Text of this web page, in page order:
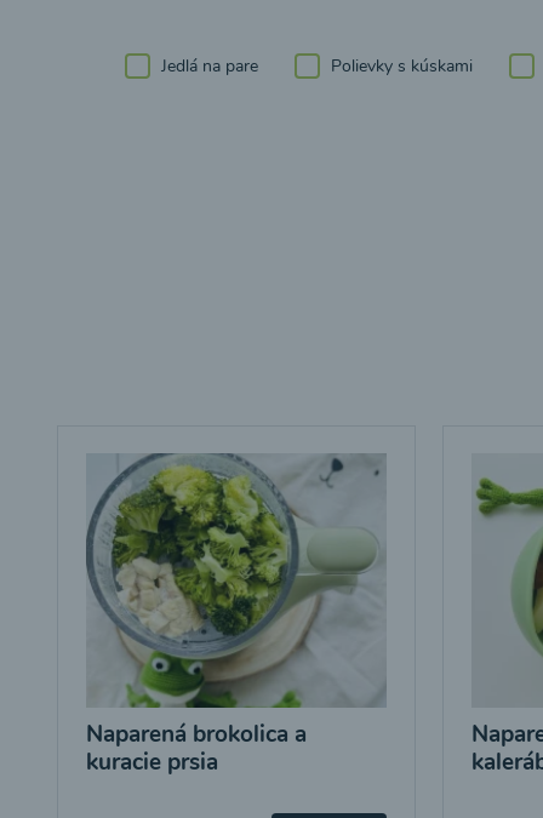
Jedlá na pare Polievky s kúskami
Naparená brokolica a
kuracie prsia